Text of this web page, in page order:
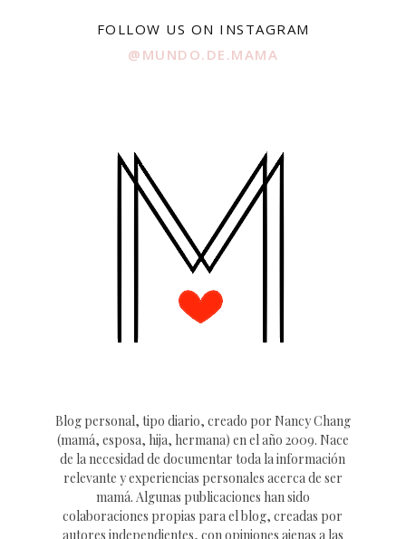
FOLLOW US ON INSTAGRAM
@MUNDO.DE.MAMA
Blog personal, tipo diario, creado por Nancy Chang
(mamá, esposa, hija, hermana) en el año 2009. Nace
de la necesidad de documentar toda la información
relevante y experiencias personales acerca de ser
mamá. Algunas publicaciones han sido
colaboraciones propias para el blog, creadas por
autores independientes, con opiniones ajenas a las